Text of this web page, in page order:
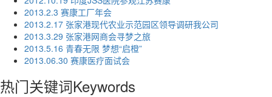
2013.2.3 赛康工厂年会
2013.2.17 张家港现代农业示范园区领导调研我公司
2013.3.29 张家港网商会寻梦之旅
2013.5.16 青春无限 梦想“启橙”
2013.06.30 赛康医疗面试会
热门关键词Keywords